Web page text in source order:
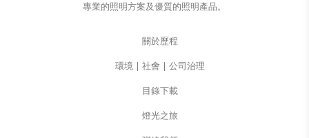
專業的照明方案及優質的照明產品。
關於歷程
環境 | 社會 | 公司治理
目錄下載
燈光之旅